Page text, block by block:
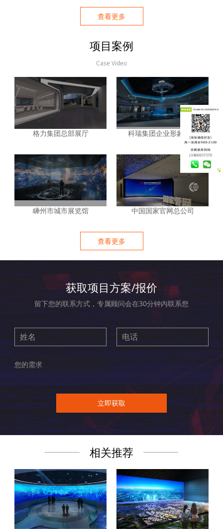
居，进而构建特色化的城市。
查看更多
项目案例
Case Video
格力集团总部展厅 科瑞集团企业形象展厅
嵊州市城市展览馆 中国国家官网总公司
查看更多
获取项目方案/报价
留下您的联系方式，专属顾问会在30分钟内联系您
立即获取
相关推荐